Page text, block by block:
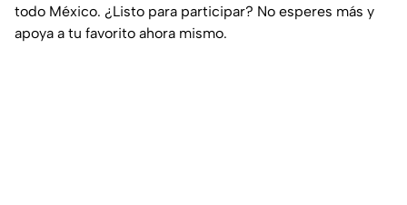
todo México. ¿Listo para participar? No esperes más y
apoya a tu favorito ahora mismo.